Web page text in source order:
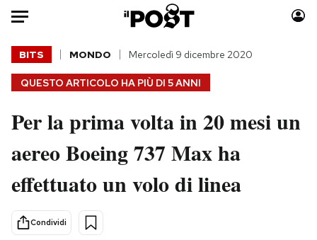
Auto
HOME
Italia
Politica
Tecnologia
Scienza
Moda
Consumismi
Storie/Idee
QUESTO ARTICOLO HA PIÙ DI 5 ANNI
BITS MONDO Mercoledì 9 dicembre 2020
Per la prima volta in 20 mesi un
aereo Boeing 737 Max ha
effettuato un volo di linea
Condividi